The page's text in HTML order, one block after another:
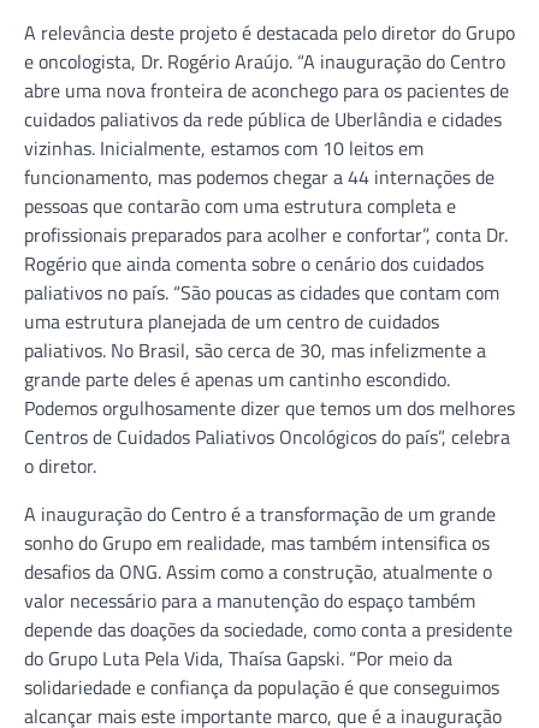
A relevância deste projeto é destacada pelo diretor do Grupo
e oncologista, Dr. Rogério Araújo. “A inauguração do Centro
abre uma nova fronteira de aconchego para os pacientes de
cuidados paliativos da rede pública de Uberlândia e cidades
vizinhas. Inicialmente, estamos com 10 leitos em
funcionamento, mas podemos chegar a 44 internações de
pessoas que contarão com uma estrutura completa e
profissionais preparados para acolher e confortar”, conta Dr.
Rogério que ainda comenta sobre o cenário dos cuidados
paliativos no país. “São poucas as cidades que contam com
uma estrutura planejada de um centro de cuidados
paliativos. No Brasil, são cerca de 30, mas infelizmente a
grande parte deles é apenas um cantinho escondido.
Podemos orgulhosamente dizer que temos um dos melhores
Centros de Cuidados Paliativos Oncológicos do país”, celebra
o diretor.
A inauguração do Centro é a transformação de um grande
sonho do Grupo em realidade, mas também intensifica os
desafios da ONG. Assim como a construção, atualmente o
valor necessário para a manutenção do espaço também
depende das doações da sociedade, como conta a presidente
do Grupo Luta Pela Vida, Thaísa Gapski. “Por meio da
solidariedade e confiança da população é que conseguimos
alcançar mais este importante marco, que é a inauguração